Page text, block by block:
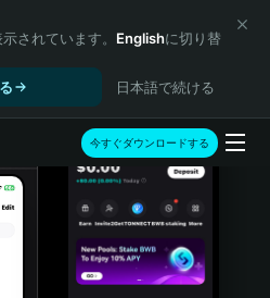
されています。 Englishに切り替
日本語で続ける
今すぐダウンロードする